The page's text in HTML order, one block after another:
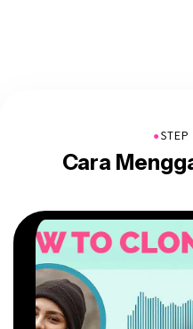
●
Cara